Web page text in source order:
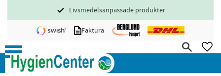
Meny
Livsmedelsanpassade produkter
Faktura